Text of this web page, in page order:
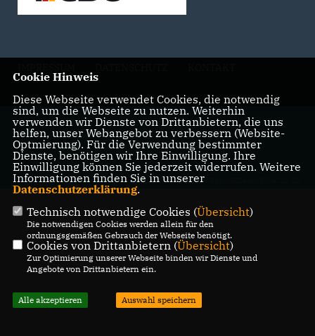
@2026 CDU Schloß Holte-
Stukenbrock
Alle Rechte vorbehalten.
REALISATION: SHARKNESS MEDIA GMBH & CO. KG
Cookie Hinweis
Diese Webseite verwendet Cookies, die notwendig
sind, um die Webseite zu nutzen. Weiterhin
verwenden wir Dienste von Drittanbietern, die uns
helfen, unser Webangebot zu verbessern (Website-
Optmierung). Für die Verwendung bestimmter
Dienste, benötigen wir Ihre Einwilligung. Ihre
Einwilligung können Sie jederzeit widerrufen. Weitere
Informationen finden Sie in unserer
Datenschutzerklärung.
Technisch notwendige Cookies (Übersicht)
Die notwendigen Cookies werden allein für den
ordnungsgemäßen Gebrauch der Webseite benötigt.
Cookies von Drittanbietern (Übersicht)
Zur Optimierung unserer Webseite binden wir Dienste und
Angebote von Drittanbietern ein.
Alle akzeptieren Auswahl speichern